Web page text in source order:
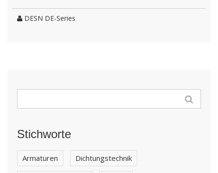
DESN DE-Series
Stichworte
Armaturen Dichtungstechnik